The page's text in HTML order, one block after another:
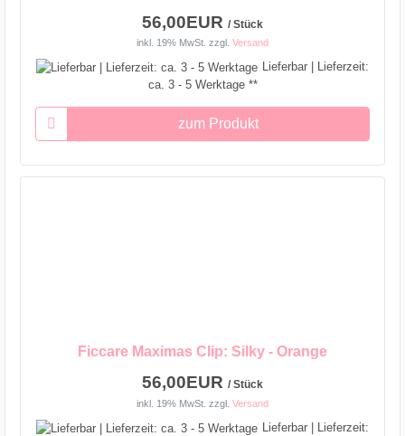
56,00EUR / Stück
inkl. 19% MwSt. zzgl. Versand
Lieferbar | Lieferzeit:
ca. 3 - 5 Werktage **
zum Produkt
Ficcare Maximas Clip: Silky - Orange
56,00EUR / Stück
inkl. 19% MwSt. zzgl. Versand
Lieferbar | Lieferzeit: